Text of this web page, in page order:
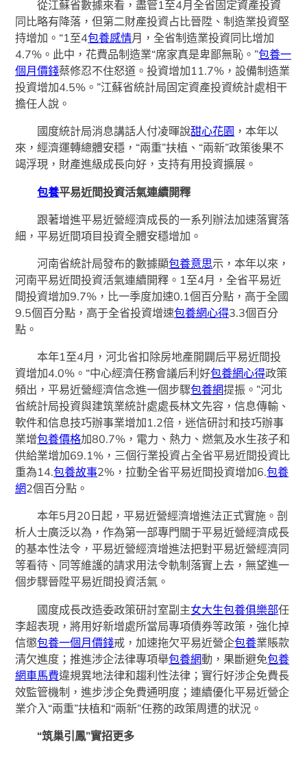
從江蘇省數據來看，盡管1至4月全省固定資產投資
同比略有降落，但第二財產投資占比晉陞、制造業投資堅
持增加。“1至4包養感情月，全省制造業投資同比增加
4.7%。此中，花費品制造業“席家真是卑鄙無恥。”包養一
個月價錢蔡修忍不住怒道。投資增加11.7%，設備制造業
投資增加4.5%。”江蘇省統計局固定資產投資統計處相干
擔任人說。
國度統計局消息講話人付凌暉說甜心花園 ，本年以
來，經濟運轉總體安穩，“兩重”扶植、“兩新”政策後果不
竭浮現，財產進級成長向好，支持有用投資擴展。
包養平易近間投資活氣連續開釋
跟著增進平易近營經濟成長的一系列辦法加速落實落
細，平易近間項目投資全體安穩增加。
河南省統計局發布的數據顯包養意思示，本年以來，
河南平易近間投資活氣連續開釋。1至4月，全省平易近
間投資增加9.7%，比一季度加速0.1個百分點，高于全國
9.5個百分點，高于全省投資增速包養網心得3.3個百分
點。
本年1至4月，河北省扣除房地產開闢后平易近間投
資增加4.0%。“中心經濟任務會議后利好包養網心得政策
頻出，平易近營經濟信念進一個步驟包養網提振。”河北
省統計局投資與建筑業統計處處長林文先容，信息傳輸、
軟件和信息技巧辦事業增加1.2倍，迷信研討和技巧辦事
業增包養價格加80.7%，電力、熱力、燃氣及水生孩子和
供給業增加69.1%，三個行業投資占全省平易近間投資比
重為14.包養故事2%，拉動全省平易近間投資增加6.包養
網2個百分點。
本年5月20日起，平易近營經濟增進法正式實施。剖
析人士廣泛以為，作為第一部專門關于平易近營經濟成長
的基本性法令，平易近營經濟增進法把對平易近營經濟同
等看待、同等維護的請求用法令軌制落實上去，無望進一
個步驟晉陞平易近間投資活氣。
國度成長改造委政策研討室副主女大生包養俱樂部任
李超表現，將用好新增處所當局專項債券等政策，強化掉
信懲包養一個月價錢戒，加速拖欠平易近營企包養業賬款
清欠進度；推進涉企法律專項舉包養網動，果斷避免包養
網車馬費違規異地法律和趨利性法律；實行好涉企免費長
效監管機制，進步涉企免費通明度；連續優化平易近營企
業介入“兩重”扶植和“兩新”任務的政策周遭的狀況。
“筑巢引鳳”實招更多